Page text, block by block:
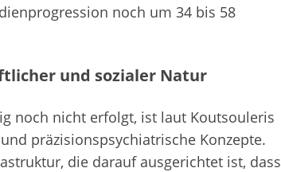
noch um 34 bis 58
und sozialer Natur
noch nicht erfolgt, ist laut Koutsouleris
präzisionspsychiatrische Konzepte.
die darauf ausgerichtet ist, dass